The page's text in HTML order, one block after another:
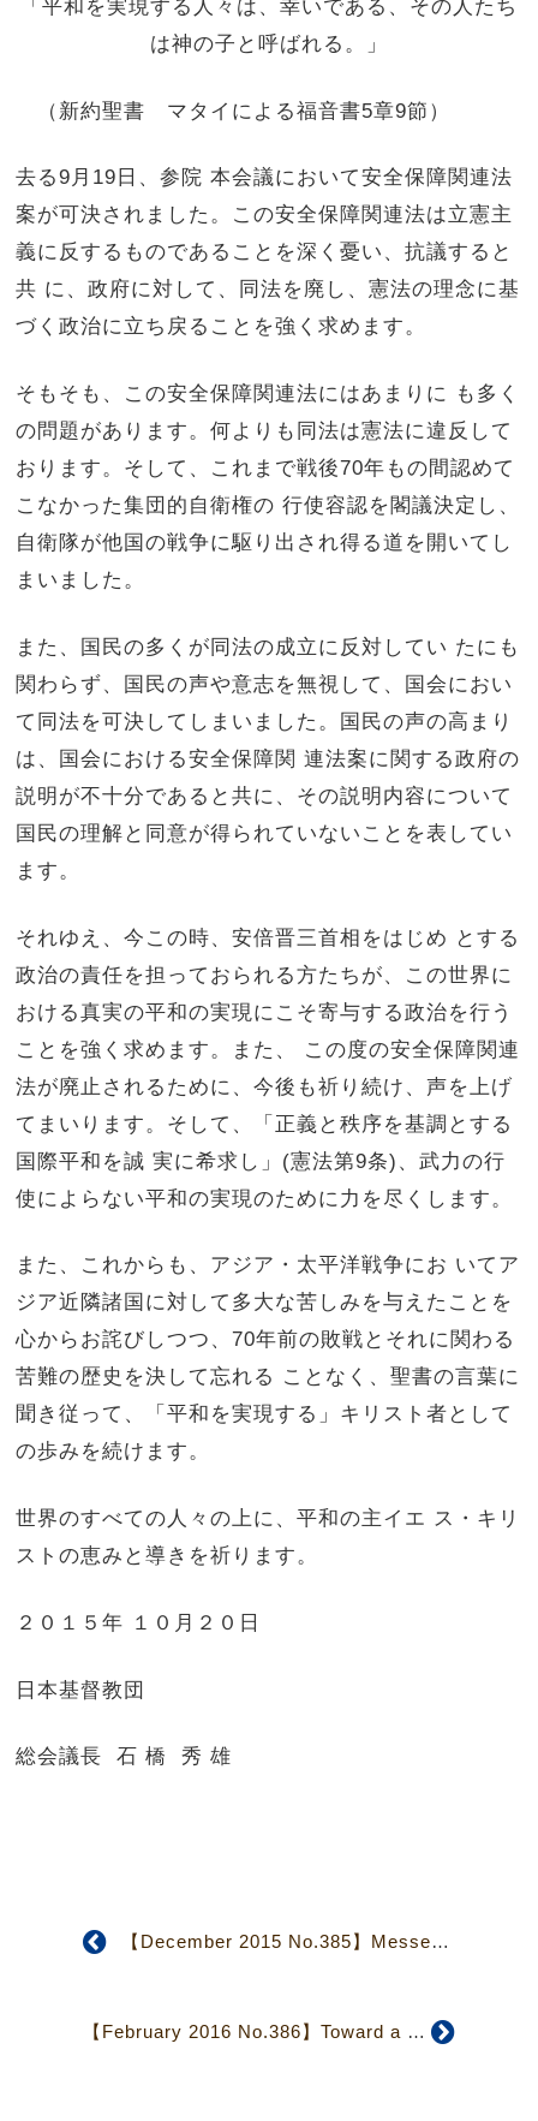
「平和を実現する人々は、幸いである、その人たち
は神の子と呼ばれる。」
（新約聖書 マタイによる福音書5章9節）
去る9月19日、参院 本会議において安全保障関連法
案が可決されました。この安全保障関連法は立憲主
義に反するものであることを深く憂い、抗議すると
共 に、政府に対して、同法を廃し、憲法の理念に基
づく政治に立ち戻ることを強く求めます。
そもそも、この安全保障関連法にはあまりに も多く
の問題があります。何よりも同法は憲法に違反して
おります。そして、これまで戦後70年もの間認めて
こなかった集団的自衛権の 行使容認を閣議決定し、
自衛隊が他国の戦争に駆り出され得る道を開いてし
まいました。
また、国民の多くが同法の成立に反対してい たにも
関わらず、国民の声や意志を無視して、国会におい
て同法を可決してしまいました。国民の声の高まり
は、国会における安全保障関 連法案に関する政府の
説明が不十分であると共に、その説明内容について
国民の理解と同意が得られていないことを表してい
ます。
それゆえ、今この時、安倍晋三首相をはじめ とする
政治の責任を担っておられる方たちが、この世界に
おける真実の平和の実現にこそ寄与する政治を行う
ことを強く求めます。また、 この度の安全保障関連
法が廃止されるために、今後も祈り続け、声を上げ
てまいります。そして、「正義と秩序を基調とする
国際平和を誠 実に希求し」(憲法第9条)、武力の行
使によらない平和の実現のために力を尽くします。
また、これからも、アジア・太平洋戦争にお いてア
ジア近隣諸国に対して多大な苦しみを与えたことを
心からお詫びしつつ、70年前の敗戦とそれに関わる
苦難の歴史を決して忘れる ことなく、聖書の言葉に
聞き従って、「平和を実現する」キリスト者として
の歩みを続けます。
世界のすべての人々の上に、平和の主イエ ス・キリ
ストの恵みと導きを祈ります。
２０１５年 １０月２０日
日本基督教団
総会議長 石 橋 秀 雄
【December 2015 No.385】Messege From the General Secretary: Ashes of Alden Matthews Interred in Tokyo
【February 2016 No.386】Toward a Relationship Between “Listening and Being Listened To”